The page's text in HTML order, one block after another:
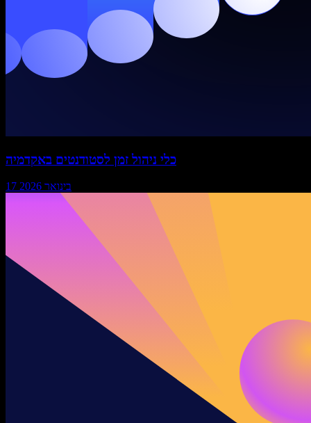
כלי ניהול זמן לסטודנטים באקדמיה
17 בינואר 2026